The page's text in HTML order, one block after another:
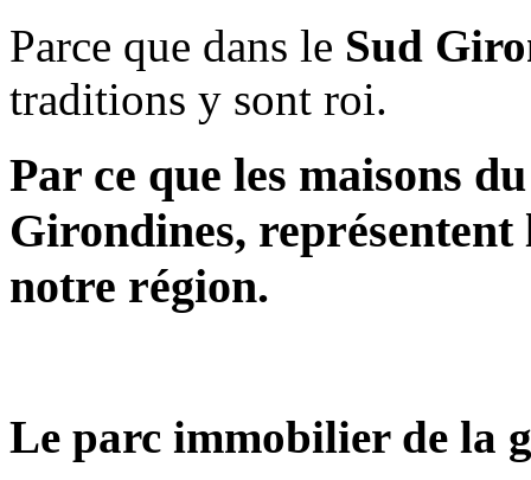
Parce que dans le Sud
traditions y sont roi.
Par ce que les maisons
Girondines,
notre région.
Le parc immobilier de la